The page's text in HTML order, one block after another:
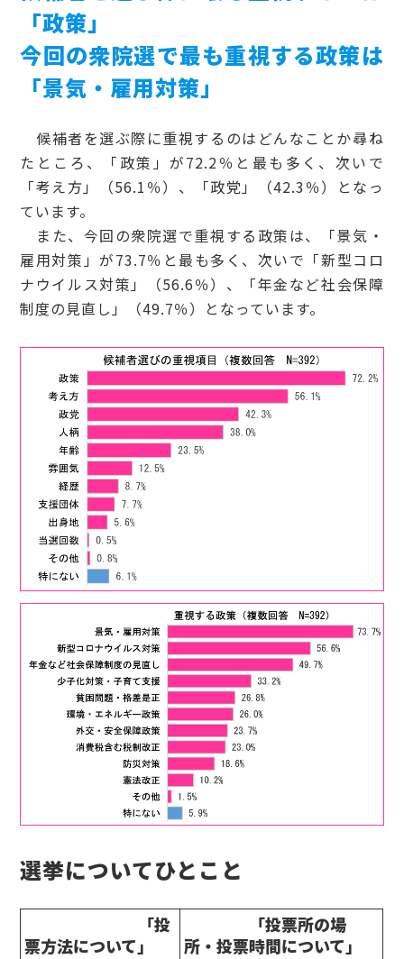
「政策」
今回の衆院選で最も重視する政策は
「景気・雇用対策」
候補者を選ぶ際に重視するのはどんなことか尋ね
たところ、「政策」が72.2％と最も多く、次いで
「考え方」（56.1％）、「政党」（42.3％）となっ
ています。
また、今回の衆院選で重視する政策は、「景気・
雇用対策」が73.7％と最も多く、次いで「新型コロ
ナウイルス対策」（56.6％）、「年金など社会保障
制度の見直し」（49.7％）となっています。
選挙についてひとこと
「投
票方法について」
「投票所の場
所・投票時間について」